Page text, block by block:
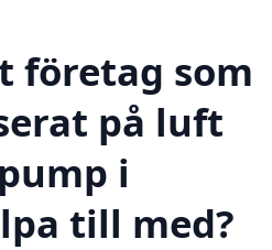
företag som
på luft
i
till med?